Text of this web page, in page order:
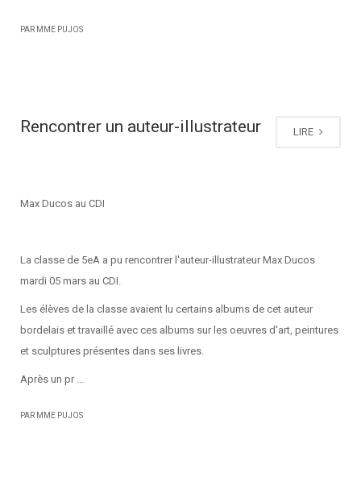
PAR MME PUJOS
LIRE
Rencontrer un auteur-illustrateur
Max Ducos au CDI
La classe de 5eA a pu rencontrer l'auteur-illustrateur Max Ducos
mardi 05 mars au CDI.
Les élèves de la classe avaient lu certains albums de cet auteur
bordelais et travaillé avec ces albums sur les oeuvres d'art, peintures
et sculptures présentes dans ses livres.
Après un pr ...
PAR MME PUJOS